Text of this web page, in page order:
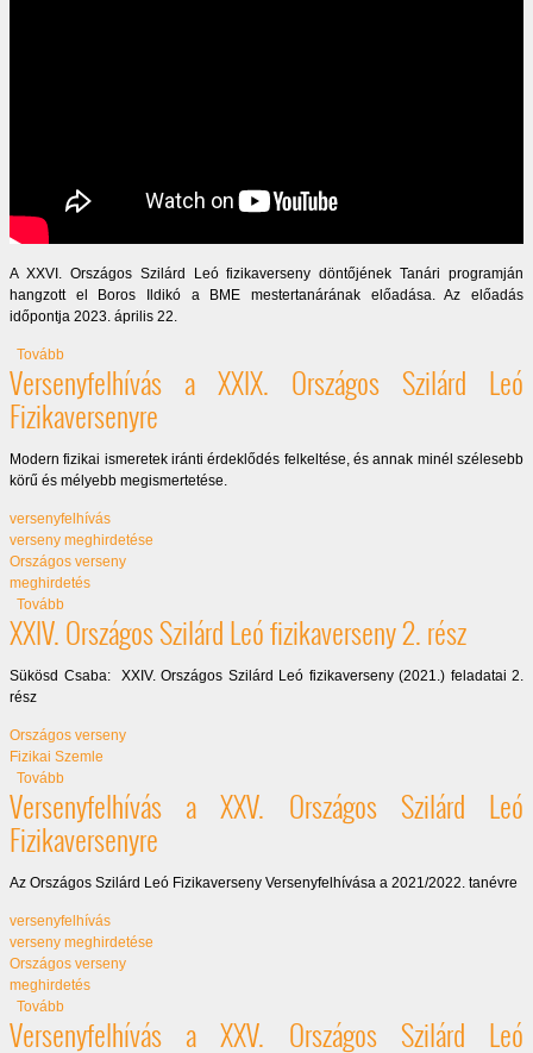
A XXVI. Országos Szilárd Leó fizikaverseny döntőjének Tanári programján
hangzott el Boros Ildikó a BME mestertanárának előadása. Az előadás
időpontja 2023. április 22.
Tovább(Boros Ildikó: Atomenergia, múlt, jelen, jövő)
Versenyfelhívás a XXIX. Országos Szilárd Leó
Fizikaversenyre
Modern fizikai ismeretek iránti érdeklődés felkeltése, és annak minél szélesebb
körű és mélyebb megismertetése.
versenyfelhívás
verseny meghirdetése
Országos verseny
meghirdetés
Tovább(Versenyfelhívás a XXIX. Országos Szilárd Leó Fizikaversenyre)
XXIV. Országos Szilárd Leó fizikaverseny 2. rész
Sükösd Csaba: XXIV. Országos Szilárd Leó fizikaverseny (2021.) feladatai 2.
rész
Országos verseny
Fizikai Szemle
Tovább(XXIV. Országos Szilárd Leó fizikaverseny 2. rész)
Versenyfelhívás a XXV. Országos Szilárd Leó
Fizikaversenyre
Az Országos Szilárd Leó Fizikaverseny Versenyfelhívása a 2021/2022. tanévre
versenyfelhívás
verseny meghirdetése
Országos verseny
meghirdetés
Tovább(Versenyfelhívás a XXV. Országos Szilárd Leó Fizikaversenyre)
Versenyfelhívás a XXV. Országos Szilárd Leó